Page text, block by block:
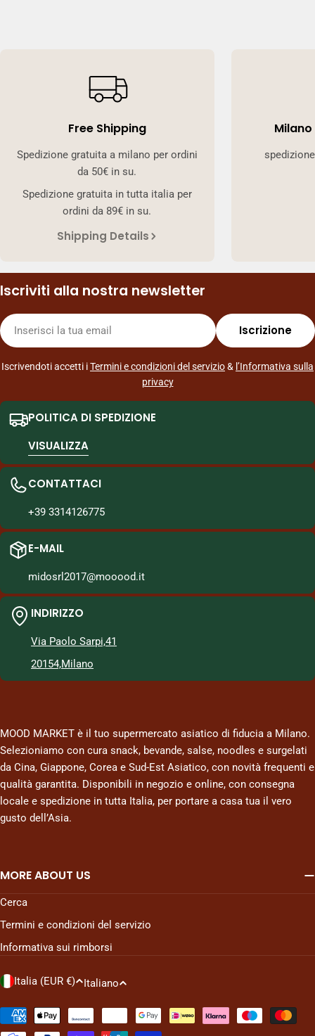
Free Shipping
Spedizione gratuita a milano per ordini
da 50€ in su.
Spedizione gratuita in tutta italia per
ordini da 89€ in su.
Shipping Details
Iscriviti alla nostra newsletter
E-
mail
Iscrizione
Iscrivendoti accetti iTermini e condizioni del servizio& l’Informativa sulla
privacy
POLITICA DI SPEDIZIONE
VISUALIZZA
CONTATTACI
+39 3314126775
E-MAIL
midosrl2017@mooood.it
INDIRIZZO
Via Paolo Sarpi,41
20154,Milano
MOOD MARKET è il tuo supermercato asiatico di fiducia a Milano.
Selezioniamo con cura snack, bevande, salse, noodles e surgelati
da Cina, Giappone, Corea e Sud-Est Asiatico, con novità frequenti e
qualità garantita. Disponibili in negozio e online, con consegna
locale e spedizione in tutta Italia, per portare a casa tua il vero
gusto dell’Asia.
MORE ABOUT US
Cerca
Termini e condizioni del servizio
Informativa sui rimborsi
P
e
Italia (EUR €)
L
n
Italiano
Metodi
di